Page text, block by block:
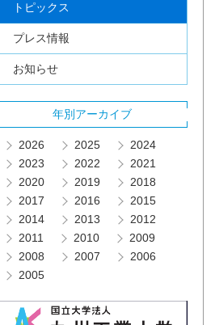
トピックス
プレス情報
お知らせ
年別アーカイブ
2026 2025
2024
2023
2022
2021
2020
2019
2018
2017
2016
2015
2014
2013
2012
2011
2010
2009
2008
2007
2006
2005